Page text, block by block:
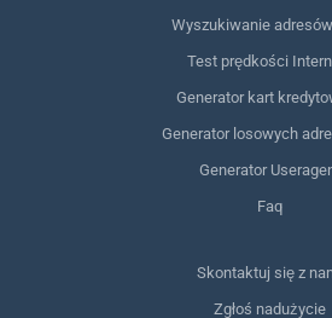
Wyszukiwanie
Test prędkości
Generator kart
Generator losowych
Generator
Faq
Skontaktuj się z
Zgłoś nadużycie